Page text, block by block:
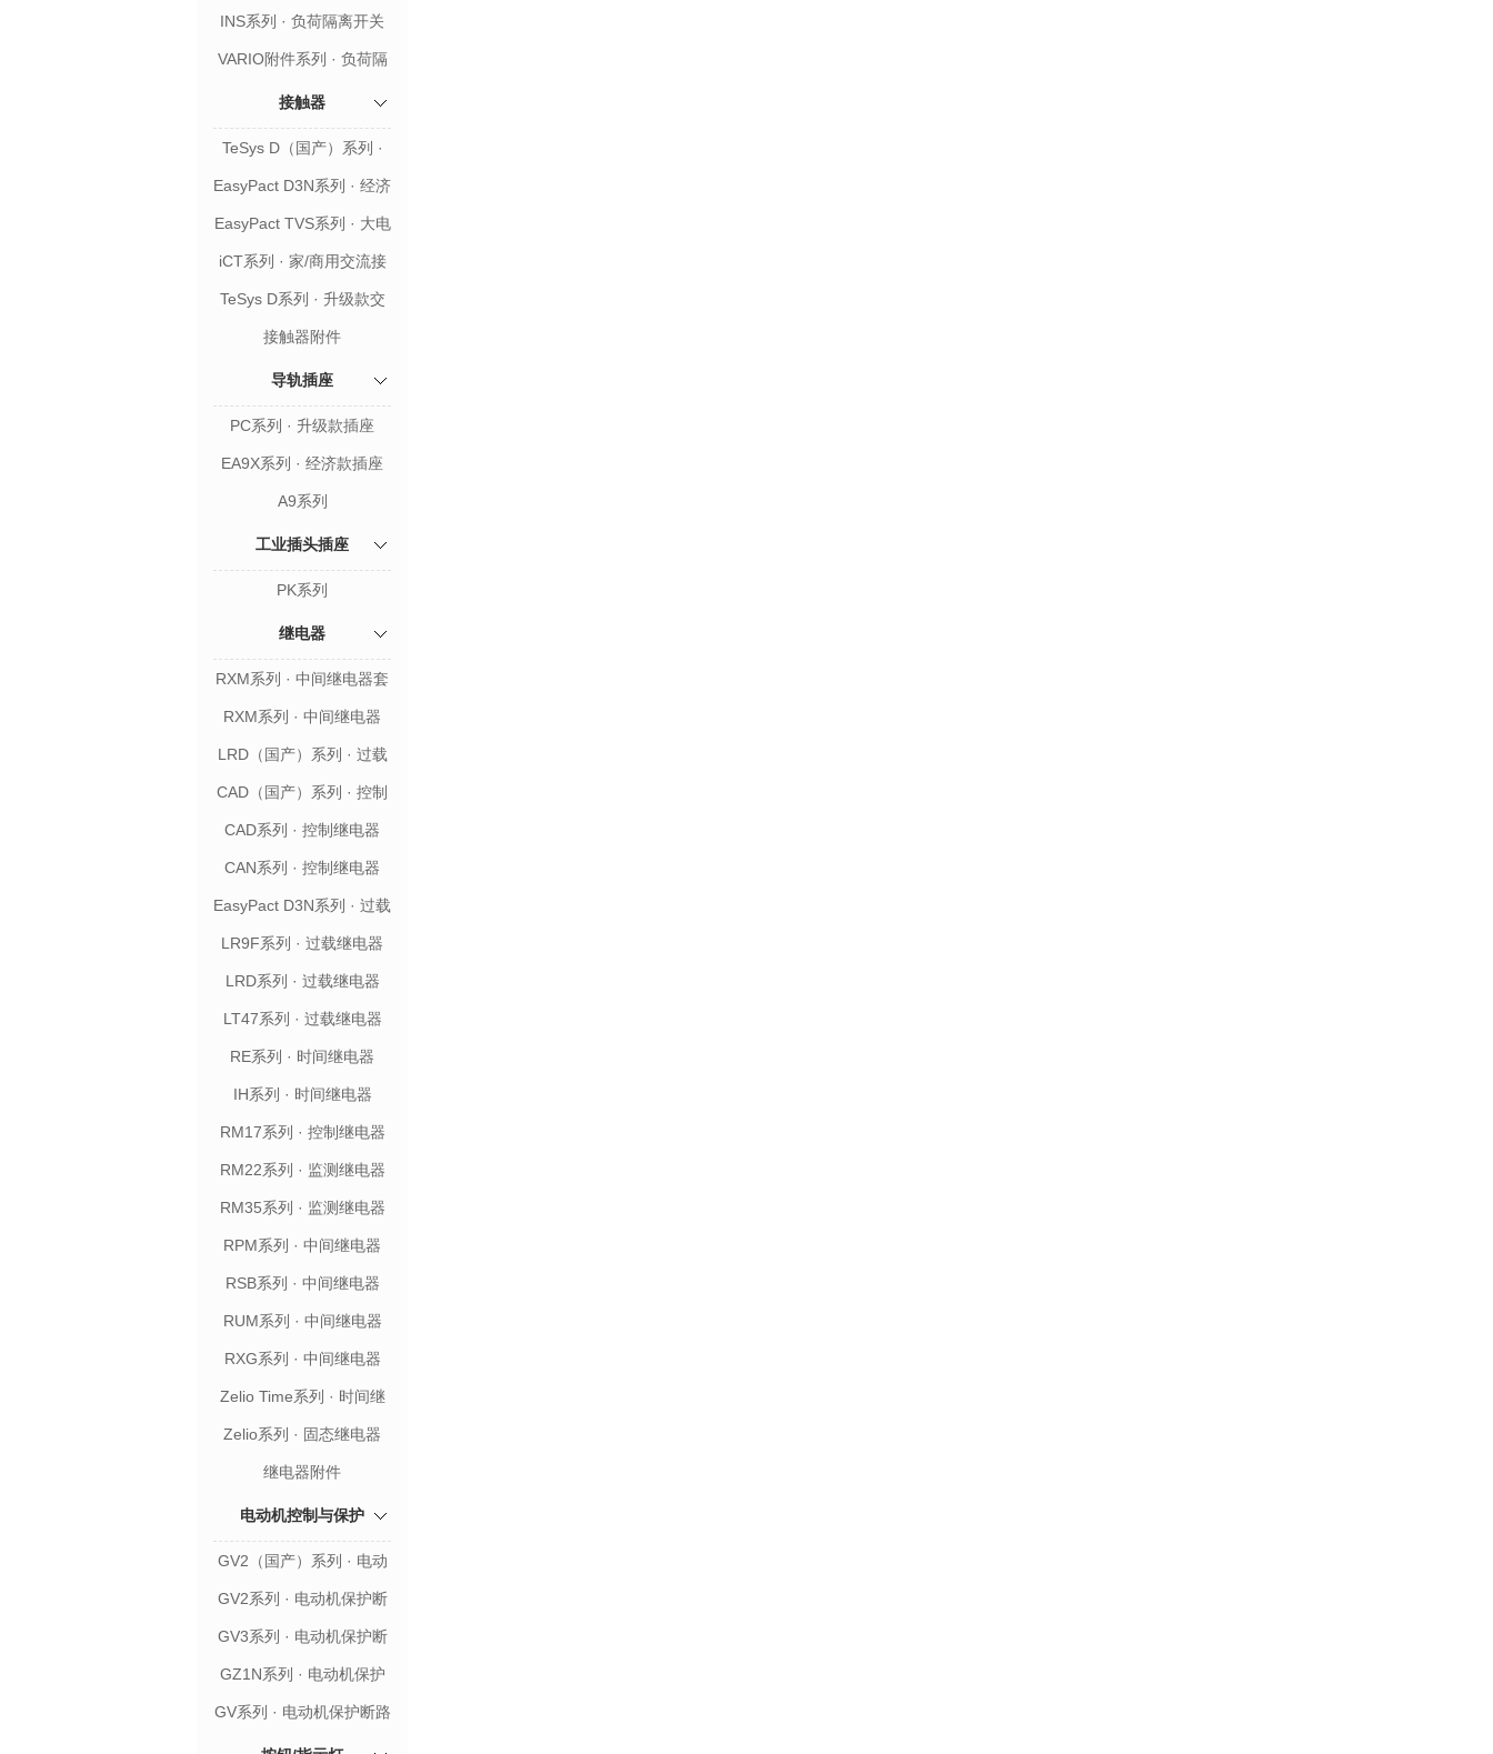
荷隔离开关
INS系列 · 负荷隔离开关
附件
VARIO附件系列 · 负荷隔
接触器
TeSys D（国产）系列 ·
升级款交流接触器
EasyPact D3N系列 · 经济
款交流接触器
EasyPact TVS系列 · 大电
流交流接触器
iCT系列 · 家/商用交流接
触器
TeSys D系列 · 升级款交
流接触器
接触器附件
导轨插座
PC系列 · 升级款插座
EA9X系列 · 经济款插座
A9系列
工业插头插座
PK系列
继电器
RXM系列 · 中间继电器套
RXM系列 · 中间继电器
LRD（国产）系列 · 过载
继电器
CAD（国产）系列 · 控制
继电器
CAD系列 · 控制继电器
CAN系列 · 控制继电器
EasyPact D3N系列 · 过载
继电器
LR9F系列 · 过载继电器
LRD系列 · 过载继电器
LT47系列 · 过载继电器
RE系列 · 时间继电器
IH系列 · 时间继电器
RM17系列 · 控制继电器
RM22系列 · 监测继电器
RM35系列 · 监测继电器
RPM系列 · 中间继电器
RSB系列 · 中间继电器
RUM系列 · 中间继电器
RXG系列 · 中间继电器
Zelio Time系列 · 时间继
Zelio系列 · 固态继电器
继电器附件
电动机控制与保护
GV2（国产）系列 · 电动
机保护断路器
GV2系列 · 电动机保护断
路器
GV3系列 · 电动机保护断
路器
GZ1N系列 · 电动机保护
断路器
GV系列 · 电动机保护断路